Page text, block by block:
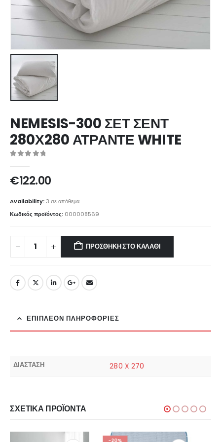
NEMESIS-300 ΣΕΤ ΣΕΝΤ
280Χ280 ΑΤΡΑΝΤΕ WHITE
€122.00
Availability:3 σε απόθεμα
Κωδικός προϊόντος: 000008569
ΠΡΟΣΘΉΚΗ ΣΤΟ ΚΑΛΆΘΙ
ΕΠΙΠΛΈΟΝ ΠΛΗΡΟΦΟΡΊΕΣ
ΔΙΑΣΤΑΣΗ 280 X 270
ΣΧΕΤΙΚΆ ΠΡΟΪΌΝΤΑ